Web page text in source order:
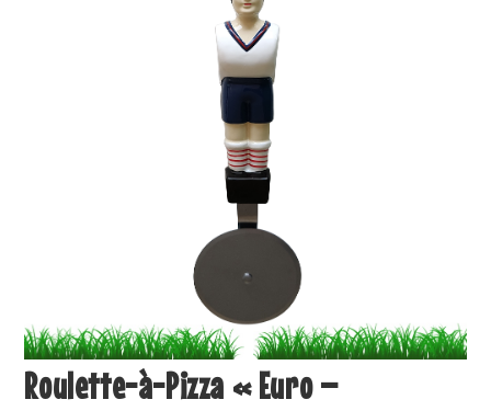
Roulette-à-Pizza « Euro –